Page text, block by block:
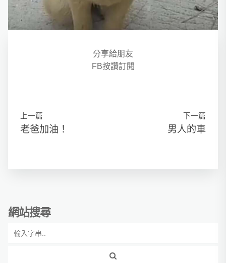
分享給朋友
FB按讚訂閱
上一篇
老爸加油！
下一篇
男人的車
網站搜尋